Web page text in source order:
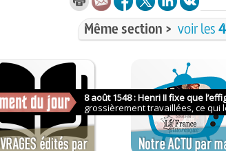
Même section > voir les